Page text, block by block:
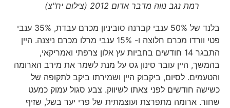
רמת נגב נווה מדבר אדום 2012 (צילום יח"צ)
בלנד של 50% ענבי קברנה סוביניון מכרם עבדת, 35% ענבי
פטי וורדו מכרם חלוצה ו- 15% ענבי מרלו מכרם ניצנה. היין
התבגר 14 חודשים בחביות עץ אלון צרפתי ואמריקאי,
בהמשך, היין עובר סינון גס על מנת לשמר את מירב הארומה
והטעמים. לסיום, ביקבוק היין ושמירתו ביקב לתקופה של
כשישה חודשים לפני צאתו לשיווק. צבע סגול עמוק כמעט
שחור. ארומה מתפרצת ועוצמתית של פרי יער בשל, שזיף